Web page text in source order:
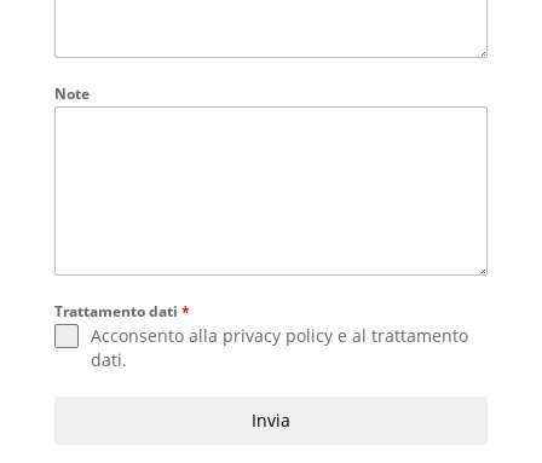
Note
Trattamento dati *
Acconsento alla privacy policye al trattamento
dati.
Invia